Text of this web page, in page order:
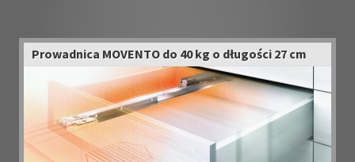
Prowadnica MOVENTO do 40 kg o długości 27 cm